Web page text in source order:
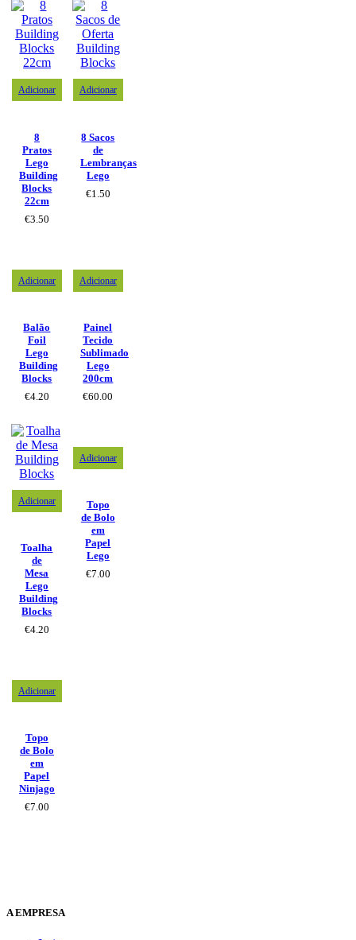
Adicionar
8
Pratos
Lego
Building
Blocks
22cm
€3.50
Adicionar
8 Sacos
de
Lembranças
Lego
€1.50
Adicionar
Balão
Foil
Lego
Building
Blocks
€4.20
Adicionar
Painel
Tecido
Sublimado
Lego
200cm
€60.00
Adicionar
Toalha
de
Mesa
Lego
Building
Blocks
€4.20
Adicionar
Topo
de Bolo
em
Papel
Lego
€7.00
Adicionar
Topo
de Bolo
em
Papel
Ninjago
€7.00
A EMPRESA